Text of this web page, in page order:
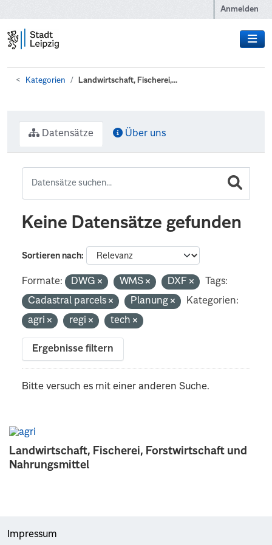
Anmelden
Kategorien Landwirtschaft, Fischerei,...
Landwirtschaft, Fischerei, Forstwirtschaft und
Nahrungsmittel
Datensätze Über uns
Keine Datensätze gefunden
Sortieren nach
Formate: DWG WMS DXF
Tags:
Cadastral parcels
Planung
Kategorien:
agri
regi tech
Ergebnisse filtern
Bitte versuch es mit einer anderen Suche.
Impressum